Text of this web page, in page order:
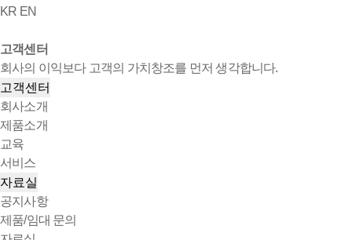
KR EN
고객센터
회사의 이익보다 고객의 가치창조를 먼저 생각합니다.
고객센터
회사소개
제품소개
교육
서비스
자료실
공지사항
제품/임대 문의